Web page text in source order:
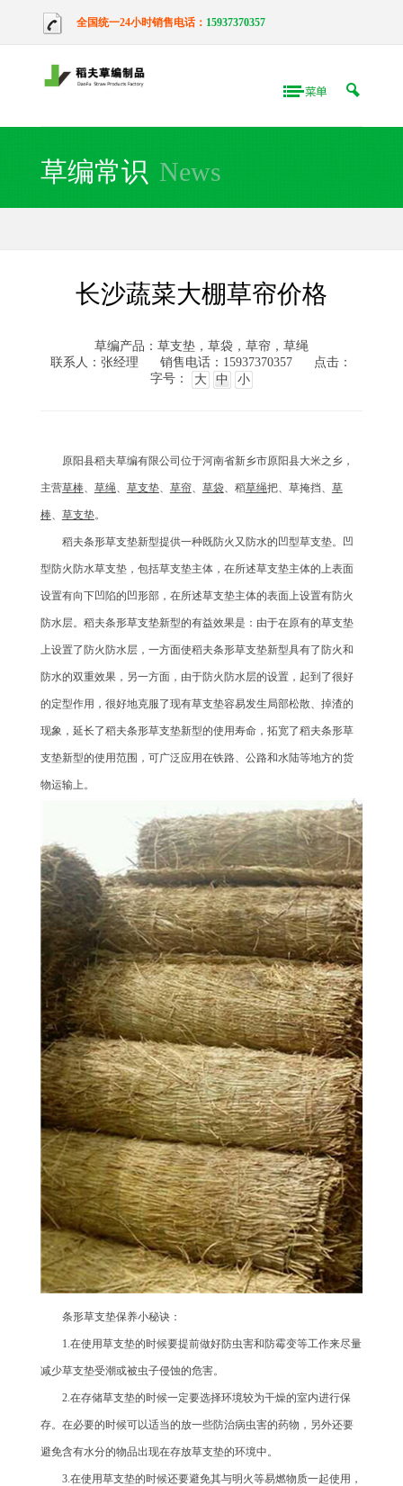
全国统一24小时销售电话： 15937370357
草编常识 News
长沙蔬菜大棚草帘价格
草编产品：草支垫，草袋，草帘，草绳
联系人：张经理
销售电话：15937370357
点击：
字号：
大 中 小
原阳县稻夫草编有限公司位于河南省新乡市原阳县大米之乡，
主营草棒、 草绳、 草支垫、 草帘、 草袋、稻草绳把、草掩挡、 草
棒、 草支垫。
稻夫条形草支垫新型提供一种既防火又防水的凹型草支垫。凹
型防火防水草支垫，包括草支垫主体，在所述草支垫主体的上表面
设置有向下凹陷的凹形部，在所述草支垫主体的表面上设置有防火
防水层。稻夫条形草支垫新型的有益效果是：由于在原有的草支垫
上设置了防火防水层，一方面使稻夫条形草支垫新型具有了防火和
防水的双重效果，另一方面，由于防火防水层的设置，起到了很好
的定型作用，很好地克服了现有草支垫容易发生局部松散、掉渣的
现象，延长了稻夫条形草支垫新型的使用寿命，拓宽了稻夫条形草
支垫新型的使用范围，可广泛应用在铁路、公路和水陆等地方的货
物运输上。
条形草支垫保养小秘诀：
1.在使用草支垫的时候要提前做好防虫害和防霉变等工作来尽量
减少草支垫受潮或被虫子侵蚀的危害。
2.在存储草支垫的时候一定要选择环境较为干燥的室内进行保
存。在必要的时候可以适当的放一些防治病虫害的药物，另外还要
避免含有水分的物品出现在存放草支垫的环境中。
3.在使用草支垫的时候还要避免其与明火等易燃物质一起使用，